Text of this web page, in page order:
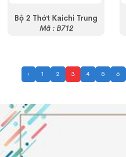
Bộ 2 Thớt Kaichi Trung
Mã : B712
‹ 1 2 3 4 5 6